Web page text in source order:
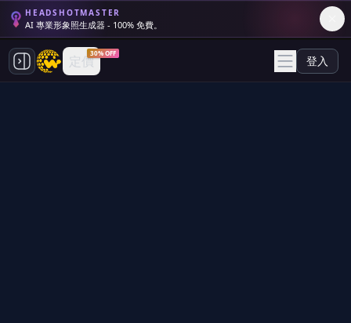
HEADSHOTMASTER
AI 專業形象照生成器 - 100% 免費。
定價30% OFF
登入